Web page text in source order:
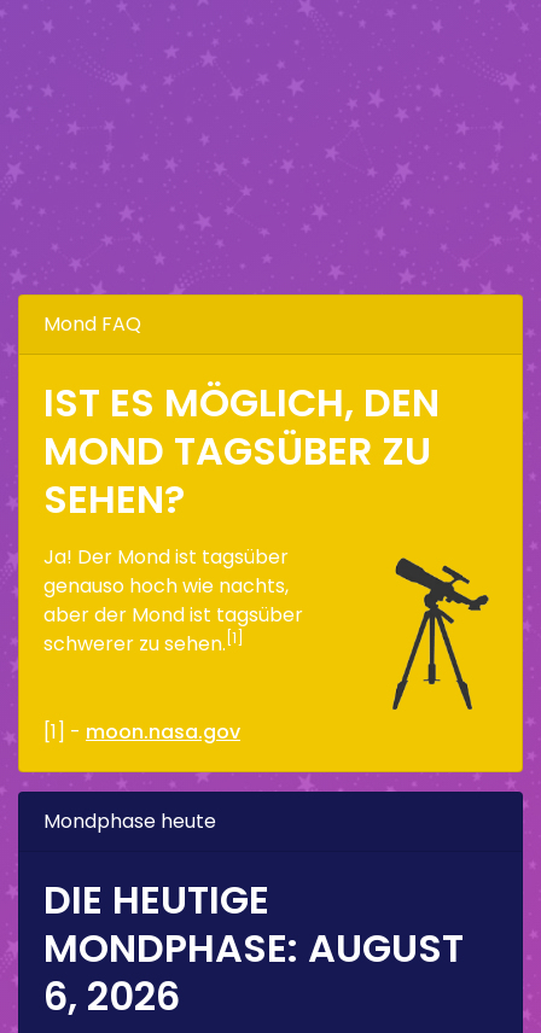
Mond FAQ
IST ES MÖGLICH, DEN
MOND TAGSÜBER ZU
SEHEN?
Ja! Der Mond ist tagsüber
genauso hoch wie nachts,
aber der Mond ist tagsüber
schwerer zu sehen. [1]
[1] - moon.nasa.gov
Mondphase heute
DIE HEUTIGE
MONDPHASE: AUGUST
6, 2026